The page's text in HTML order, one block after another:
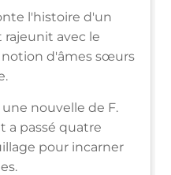
l'histoire d'un
avec le
notion d'âmes sœurs
nouvelle de F.
a passé quatre
pour incarner